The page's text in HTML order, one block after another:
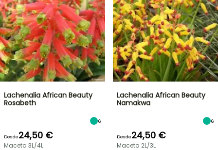
Lachenalia African Beauty
Rosabeth
6
Desde24,50 €
Maceta 3L/4L
Lachenalia African Beauty
Namakwa
6
Desde24,50 €
Maceta 2L/3L